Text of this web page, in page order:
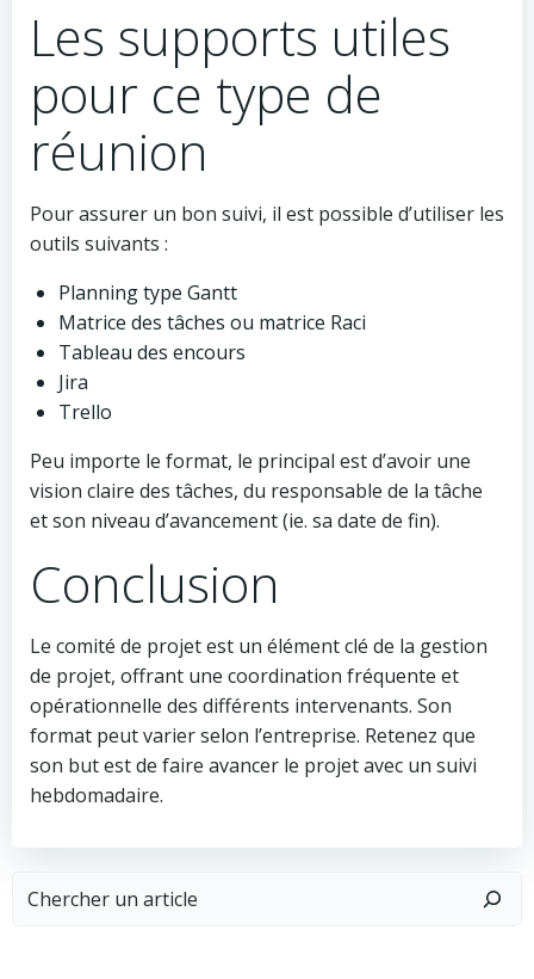
Les supports utiles
pour ce type de
réunion
Pour assurer un bon suivi, il est possible d’utiliser les
outils suivants :
Planning type Gantt
Matrice des tâches ou matrice Raci
Tableau des encours
Jira
Trello
Peu importe le format, le principal est d’avoir une
vision claire des tâches, du responsable de la tâche
et son niveau d’avancement (ie. sa date de fin).
Conclusion
Le comité de projet est un élément clé de la gestion
de projet, offrant une coordination fréquente et
opérationnelle des différents intervenants. Son
format peut varier selon l’entreprise. Retenez que
son but est de faire avancer le projet avec un suivi
hebdomadaire.